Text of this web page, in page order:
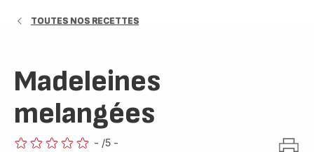
TOUTES NOS RECETTES
Madeleines
melangées
- /5 -